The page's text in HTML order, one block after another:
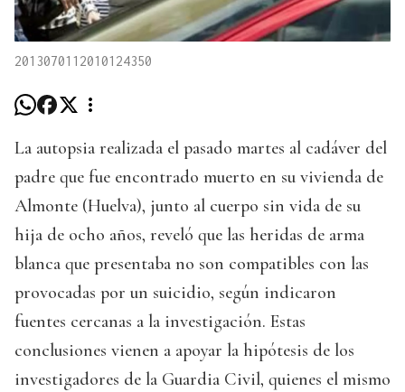
2013070112010124350
La autopsia realizada el pasado martes al cadáver del
padre que fue encontrado muerto en su vivienda de
Almonte (Huelva), junto al cuerpo sin vida de su
hija de ocho años, reveló que las heridas de arma
blanca que presentaba no son compatibles con las
provocadas por un suicidio, según indicaron
fuentes cercanas a la investigación. Estas
conclusiones vienen a apoyar la hipótesis de los
investigadores de la Guardia Civil, quienes el mismo